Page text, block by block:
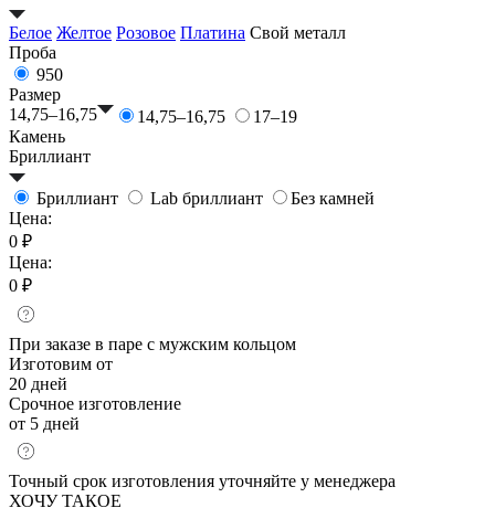
Белое Желтое Розовое Платина Свой металл
Проба
950
Размер
14,75–16,75
14,75–16,75
17–19
Камень
Бриллиант
Бриллиант Lab бриллиант
Без камней
Цена:
0 ₽
Цена:
0 ₽
При заказе в паре с мужским кольцом
Изготовим от
20 дней
Срочное изготовление
от 5 дней
Точный срок изготовления уточняйте у менеджера
ХОЧУ ТАКОЕ